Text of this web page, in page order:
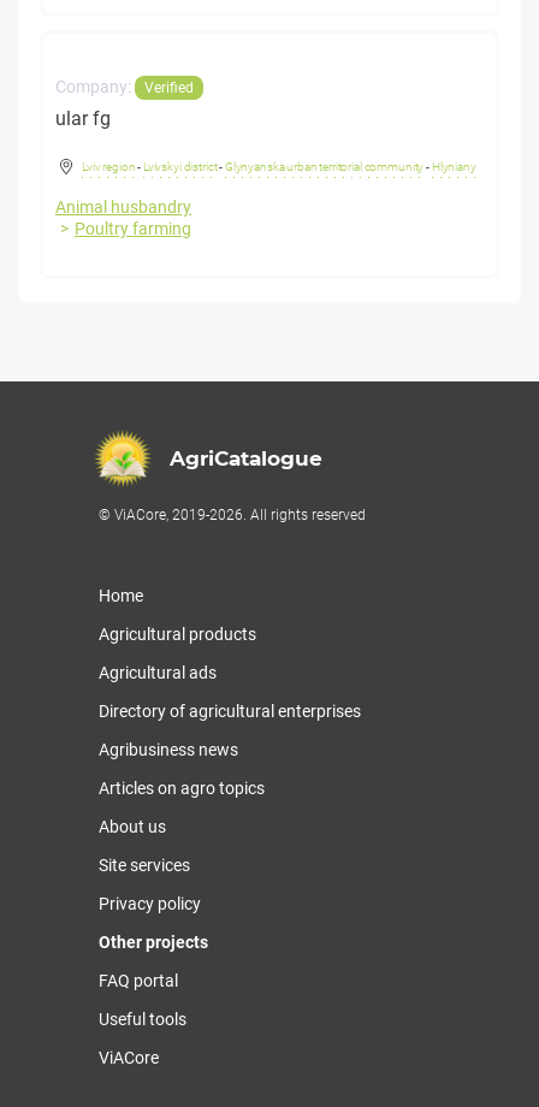
Company: Verified
ular fg
Lviv region- Lvivskyi district-Glynyanska urban territorial community- Hlyniany
Animal husbandry
Poultry farming
AgriCatalogue
© ViACore, 2019-2026. All rights reserved
Home
Agricultural products
Agricultural ads
Directory of agricultural enterprises
Agribusiness news
Articles on agro topics
About us
Site services
Privacy policy
Other projects
FAQ portal
Useful tools
ViACore